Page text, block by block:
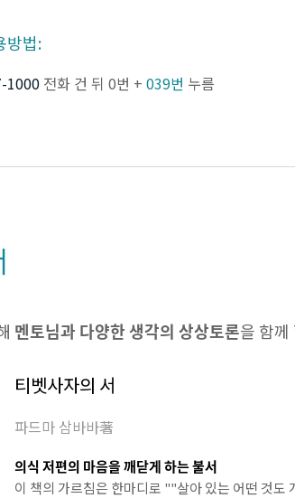
방법:
1000 전화 건 뒤 0번 + 039번 누름
멘토님과 다양한 생각의 상상토론을 함께
티벳사자의 서
파드마 삼바바著
의식 저편의 마음을 깨닫게 하는 불서
이 책의 가르침은 한마디로 ""살아 있는 어떤 것도